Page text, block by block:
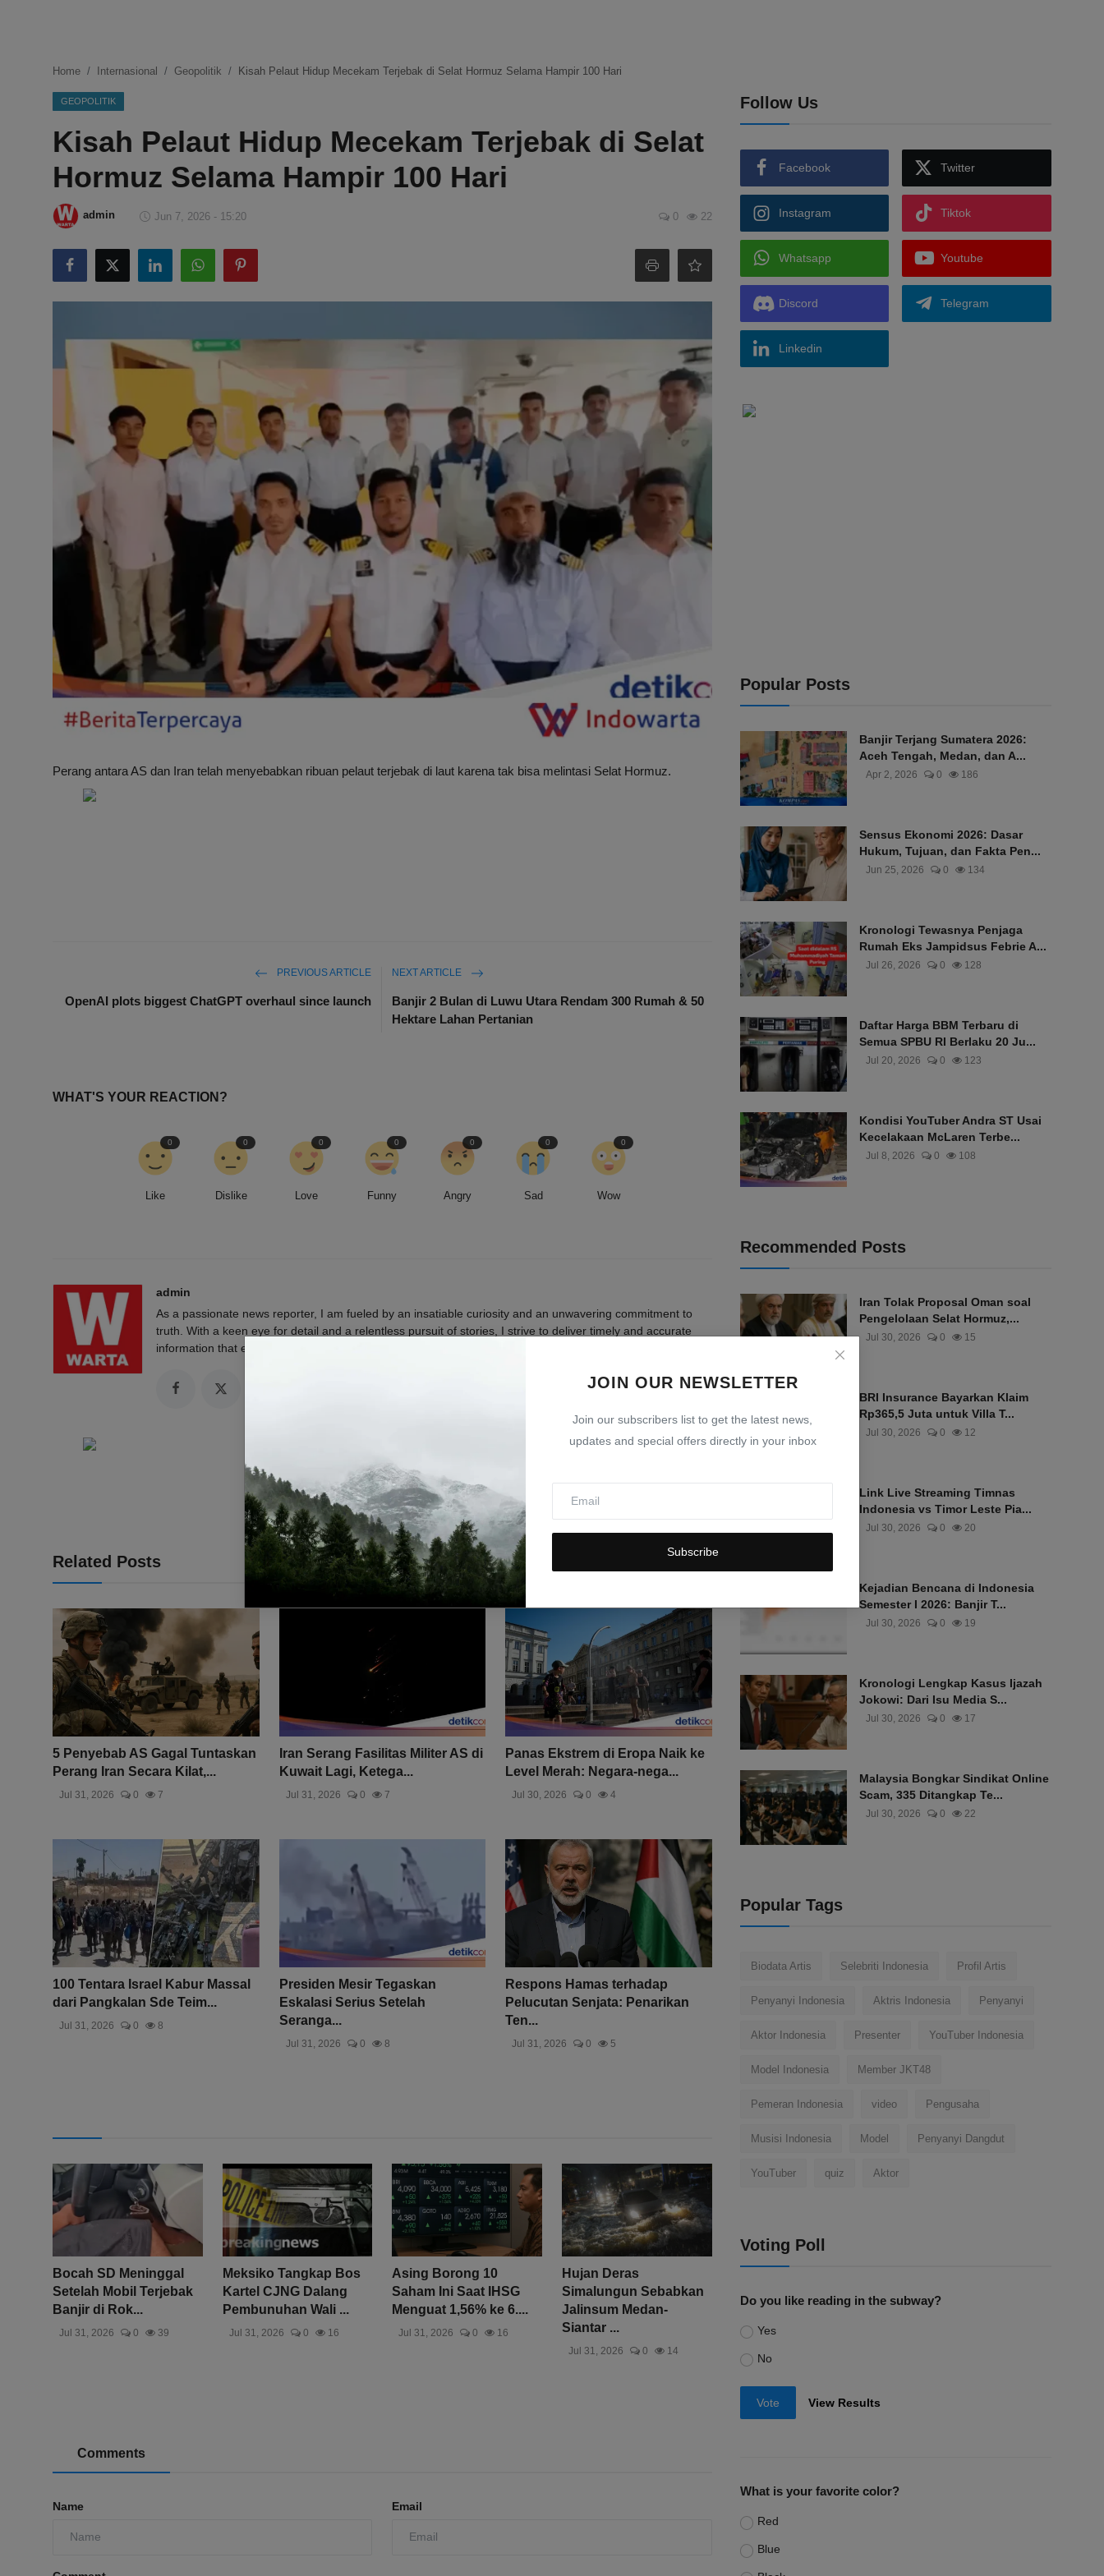
Ekonomi
Internasional
Teknologi
Hiburan
Kesehatan
JOIN OUR NEWSLETTER
Join our subscribers list to get the latest news,
updates and special offers directly in your inbox
Subscribe
Home Internasional Geopolitik Kisah Pelaut Hidup Mecekam Terjebak di Selat Hormuz Selama Hampir 100 Hari
GEOPOLITIK
Kisah Pelaut Hidup Mecekam Terjebak di Selat
Hormuz Selama Hampir 100 Hari
admin Jun 7, 2026 - 15:20 0 22
Perang antara AS dan Iran telah menyebabkan ribuan pelaut terjebak di laut karena tak bisa melintasi Selat Hormuz.
PREVIOUS ARTICLE
OpenAI plots biggest ChatGPT overhaul since launch
NEXT ARTICLE
Banjir 2 Bulan di Luwu Utara Rendam 300 Rumah & 50
Hektare Lahan Pertanian
WHAT'S YOUR REACTION?
Like
0
Dislike
0
Love
0
Funny
0
Angry
0
Sad
0
Wow
0
admin
As a passionate news reporter, I am fueled by an insatiable curiosity and an unwavering commitment to
truth. With a keen eye for detail and a relentless pursuit of stories, I strive to deliver timely and accurate
information that empowers and engages readers.
Related Posts
5 Penyebab AS Gagal Tuntaskan
Perang Iran Secara Kilat,...
Jul 31, 2026 0 7
Iran Serang Fasilitas Militer AS di
Kuwait Lagi, Ketega...
Jul 31, 2026 0 7
Panas Ekstrem di Eropa Naik ke
Level Merah: Negara-nega...
Jul 30, 2026 0 4
100 Tentara Israel Kabur Massal
dari Pangkalan Sde Teim...
Jul 31, 2026 0 8
Presiden Mesir Tegaskan
Eskalasi Serius Setelah
Seranga...
Jul 31, 2026 0 8
Respons Hamas terhadap
Pelucutan Senjata: Penarikan
Ten...
Jul 31, 2026 0 5
Bocah SD Meninggal
Setelah Mobil Terjebak
Banjir di Rok...
Jul 31, 2026 0 39
Meksiko Tangkap Bos
Kartel CJNG Dalang
Pembunuhan Wali ...
Jul 31, 2026 0 16
Asing Borong 10
Saham Ini Saat IHSG
Menguat 1,56% ke 6....
Jul 31, 2026 0 16
Hujan Deras
Simalungun Sebabkan
Jalinsum Medan-
Siantar ...
Jul 31, 2026 0 14
Comments
Name Email
Follow Us
Facebook Twitter
Instagram Tiktok
Whatsapp Youtube
Discord Telegram
Linkedin
Popular Posts
Banjir Terjang Sumatera 2026:
Aceh Tengah, Medan, dan A...
Apr 2, 2026 0 186
Sensus Ekonomi 2026: Dasar
Hukum, Tujuan, dan Fakta Pen...
Jun 25, 2026 0 134
Kronologi Tewasnya Penjaga
Rumah Eks Jampidsus Febrie A...
Jul 26, 2026 0 128
Daftar Harga BBM Terbaru di
Semua SPBU RI Berlaku 20 Ju...
Jul 20, 2026 0 123
Kondisi YouTuber Andra ST Usai
Kecelakaan McLaren Terbe...
Jul 8, 2026 0 108
Recommended Posts
Iran Tolak Proposal Oman soal
Pengelolaan Selat Hormuz,...
Jul 30, 2026 0 15
BRI Insurance Bayarkan Klaim
Rp365,5 Juta untuk Villa T...
Jul 30, 2026 0 12
Link Live Streaming Timnas
Indonesia vs Timor Leste Pia...
Jul 30, 2026 0 20
Kejadian Bencana di Indonesia
Semester I 2026: Banjir T...
Jul 30, 2026 0 19
Kronologi Lengkap Kasus Ijazah
Jokowi: Dari Isu Media S...
Jul 30, 2026 0 17
Malaysia Bongkar Sindikat Online
Scam, 335 Ditangkap Te...
Jul 30, 2026 0 22
Popular Tags
Biodata Artis Selebriti Indonesia Profil Artis
Penyanyi Indonesia Aktris Indonesia Penyanyi
Aktor Indonesia Presenter YouTuber Indonesia
Model Indonesia Member JKT48
Pemeran Indonesia video Pengusaha
Musisi Indonesia Model Penyanyi Dangdut
YouTuber quiz Aktor
Voting Poll
Do you like reading in the subway?
Yes
No
Vote View Results
What is your favorite color?
Red
Blue